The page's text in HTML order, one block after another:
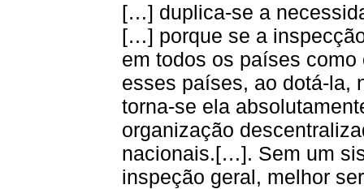
[…] duplica-se a
[…] porque se a
em todos os países
esses países, ao dotá-la,
torna-se ela
organização
nacionais.[…]. Sem um
inspeção geral, melhor